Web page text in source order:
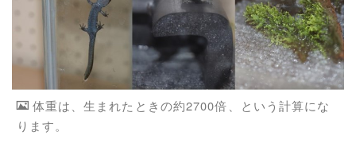
体重は、生まれたときの約2700倍、という計算にな
ります。